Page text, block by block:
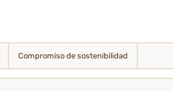
Compromiso de sostenibilidad